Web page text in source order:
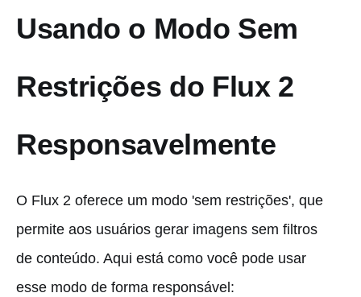
Usando o Modo Sem
Restrições do Flux 2
Responsavelmente
O Flux 2 oferece um modo 'sem restrições', que
permite aos usuários gerar imagens sem filtros
de conteúdo. Aqui está como você pode usar
esse modo de forma responsável: